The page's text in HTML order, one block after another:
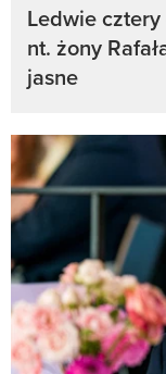
Ledwie
nt. żony
jasne